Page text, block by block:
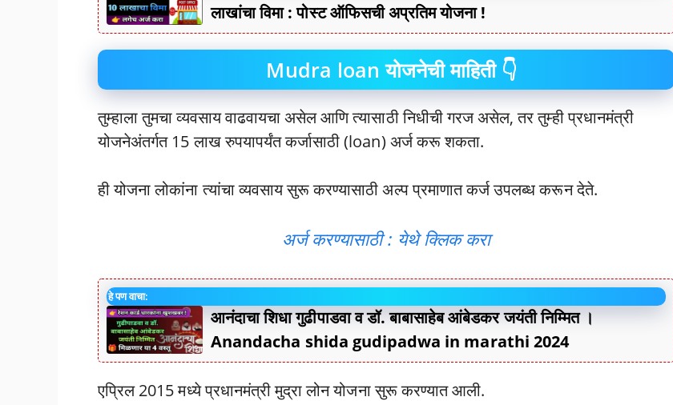
लाखांचा विमा : पोस्ट ऑफिसची अप्रतिम योजना !
Mudra loan योजनेची माहिती 👇
तुम्हाला तुमचा व्यवसाय वाढवायचा असेल आणि त्यासाठी निधीची गरज असेल, तर तुम्ही प्रधानमंत्री
योजनेअंतर्गत 15 लाख रुपयापर्यंत कर्जासाठी (loan) अर्ज करू शकता.
ही योजना लोकांना त्यांचा व्यवसाय सुरू करण्यासाठी अल्प प्रमाणात कर्ज उपलब्ध करून देते.
अर्ज करण्यासाठी : येथे क्लिक करा
हे पण वाचा:
आनंदाचा शिधा गुढीपाडवा व डॉ. बाबासाहेब आंबेडकर जयंती निम्मित ।
Anandacha shida gudipadwa in marathi 2024
एप्रिल 2015 मध्ये प्रधानमंत्री मुद्रा लोन योजना सुरू करण्यात आली.